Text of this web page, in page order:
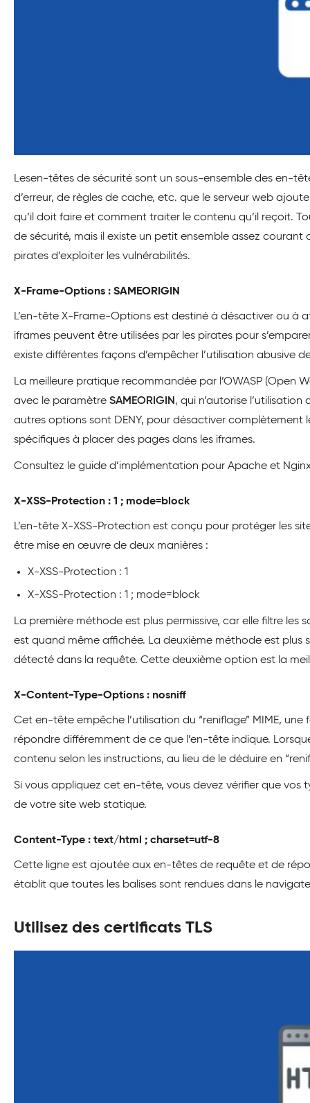
Lesen-têtes de sécurité sont un sous-ensemble des en-
d’erreur, de règles de cache, etc. que le serveur web
qu’il doit faire et comment traiter le contenu qu’il reçoit.
de sécurité, mais il existe un petit ensemble assez
pirates d’exploiter les vulnérabilités.
X-Frame-Options : SAMEORIGIN
L’en-tête X-Frame-Options est destiné à désactiver ou à
iframes peuvent être utilisées par les pirates pour
existe différentes façons d’empêcher l’utilisation abusive
La meilleure pratique recommandée par l’OWASP
avec le paramètre SAMEORIGIN , qui n’autorise
autres options sont DENY, pour désactiver complètement
spécifiques à placer des pages dans les iframes.
Consultez le guide d’implémentation pour Apache et
X-XSS-Protection : 1 ; mode=block
L’en-tête X-XSS-Protection est conçu pour protéger les
être mise en œuvre de deux manières :
X-XSS-Protection : 1
X-XSS-Protection : 1 ; mode=block
La première méthode est plus permissive, car elle filtre
est quand même affichée. La deuxième méthode est plus
détecté dans la requête. Cette deuxième option est la
X-Content-Type-Options : nosniff
Cet en-tête empêche l’utilisation du “reniflage” MIME,
répondre différemment de ce que l’en-tête indique.
contenu selon les instructions, au lieu de le déduire en
Si vous appliquez cet en-tête, vous devez vérifier que
de votre site web statique.
Content-Type : text/html ; charset=utf-8
Cette ligne est ajoutée aux en-têtes de requête et de
établit que toutes les balises sont rendues dans le
Utilisez des certificats TLS